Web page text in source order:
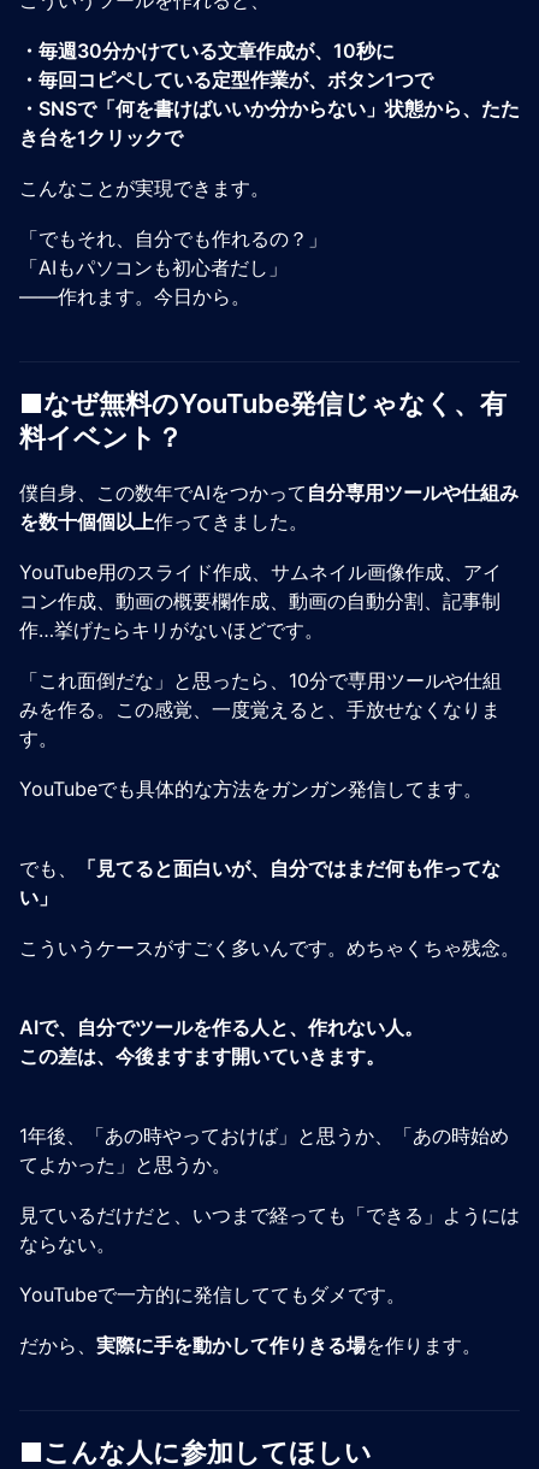
・毎週30分かけている文章作成が、10秒に
・毎回コピペしている定型作業が、ボタン1つで
・SNSで「何を書けばいいか分からない」状態から、たた
き台を1クリックで
こんなことが実現できます。
「でもそれ、自分でも作れるの？」
「AIもパソコンも初心者だし」
——作れます。今日から。
■なぜ無料のYouTube発信じゃなく、有
料イベント？
僕自身、この数年でAIをつかって 自分専用ツールや仕組み
を数十個個以上作ってきました。
YouTube用のスライド作成、サムネイル画像作成、アイ
コン作成、動画の概要欄作成、動画の自動分割、記事制
作…挙げたらキリがないほどです。
「これ面倒だな」と思ったら、10分で専用ツールや仕組
みを作る。この感覚、一度覚えると、手放せなくなりま
す。
YouTubeでも具体的な方法をガンガン発信してます。
でも、
「見てると面白いが、自分ではまだ何も作ってな
い」
こういうケースがすごく多いんです。めちゃくちゃ残念。
AIで、自分でツールを作る人と、作れない人。
この差は、今後ますます開いていきます。
1年後、「あの時やっておけば」と思うか、「あの時始め
てよかった」と思うか。
見ているだけだと、いつまで経っても「できる」ようには
ならない。
YouTubeで一方的に発信しててもダメです。
だから、 実際に手を動かして作りきる場を作ります。
■こんな人に参加してほしい